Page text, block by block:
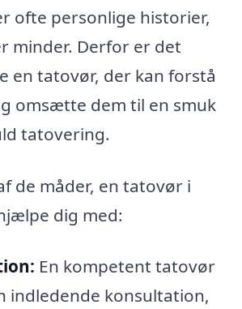
ofte personlige historier,
minder. Derfor er det
en tatovør, der kan forstå
omsætte dem til en smuk
tatovering.
de måder, en tatovør i
dig med:
En kompetent tatovør
indledende konsultation,